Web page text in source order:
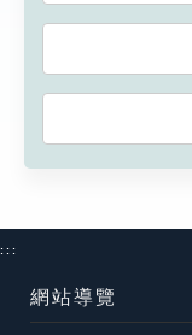
:::
網站導覽